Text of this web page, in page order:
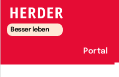
HERDER-MENÜ
Besser leben
Portal